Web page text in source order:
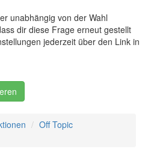
unabhängig von der Wahl
dir diese Frage erneut gestellt
jederzeit über den Link in
Off Topic